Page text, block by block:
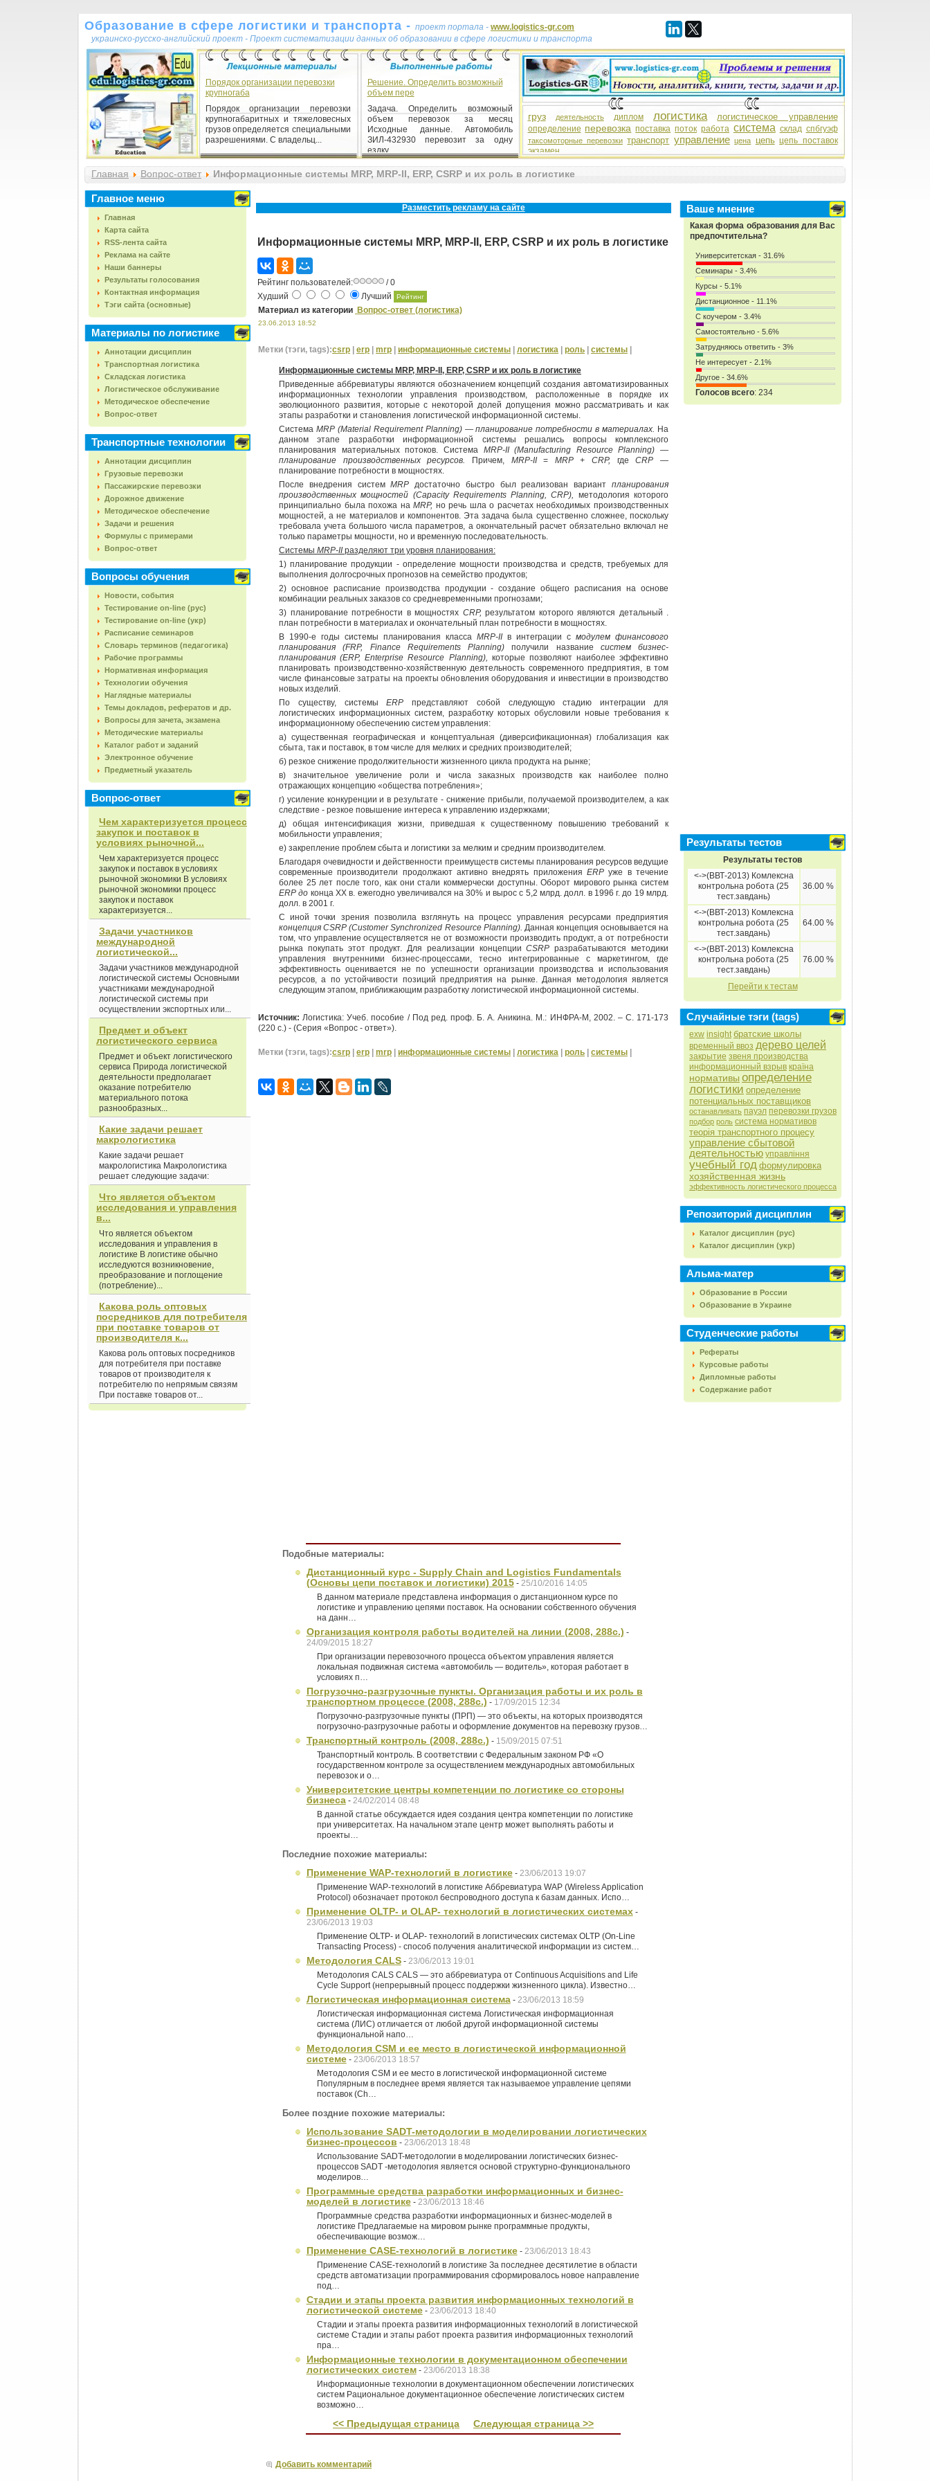
Образование в сфере логистики и транспорта - проект портала - www.logistics-gr.com
украинско-русско-английский проект - Проект систематизации данных об образовании в сфере логистики и транспорта
Порядок организации перевозки
крупногаба
Порядок организации перевозки
крупногабаритных и тяжеловесных
грузов определяется специальными
разрешениями. С владельц...
Решение. Определить возможный
объем пере
Задача. Определить возможный
объем перевозок за месяц
Исходные данные. Автомобиль
ЗИЛ-432930 перевозит за одну
ездку ...
груз деятельность диплом логистика логистическое управление
определение перевозка поставка поток работа система склад спбгуэф
таксомоторные перевозки транспорт управление цена цепь цепь поставок
экзамен
Главная Вопрос-ответ Информационные системы MRP, MRP-II, ERP, CSRP и их роль в логистике
Главное меню
Главная
Карта сайта
RSS-лента сайта
Реклама на сайте
Наши баннеры
Результаты голосования
Контактная информация
Тэги сайта (основные)
Материалы по логистике
Аннотации дисциплин
Транспортная логистика
Складская логистика
Логистическое обслуживание
Методическое обеспечение
Вопрос-ответ
Транспортные технологии
Аннотации дисциплин
Грузовые перевозки
Пассажирские перевозки
Дорожное движение
Методическое обеспечение
Задачи и решения
Формулы с примерами
Вопрос-ответ
Вопросы обучения
Новости, события
Тестирование on-line (рус)
Тестирование on-line (укр)
Расписание семинаров
Словарь терминов (педагогика)
Рабочие программы
Нормативная информация
Технологии обучения
Наглядные материалы
Темы докладов, рефератов и др.
Вопросы для зачета, экзамена
Методические материалы
Каталог работ и заданий
Электронное обучение
Предметный указатель
Вопрос-ответ
Чем характеризуется процесс
закупок и поставок в
условиях рыночной...
Чем характеризуется процесс
закупок и поставок в условиях
рыночной экономики В условиях
рыночной экономики процесс
закупок и поставок
характеризуется...
Задачи участников
международной
логистической...
Задачи участников международной
логистической системы Основными
участниками международной
логистической системы при
осуществлении экспортных или...
Предмет и объект
логистического сервиса
Предмет и объект логистического
сервиса Природа логистической
деятельности предполагает
оказание потребителю
материального потока
разнообразных...
Какие задачи решает
макрологистика
Какие задачи решает
макрологистика Макрологистика
решает следующие задачи:
Что является объектом
исследования и управления
в...
Что является объектом
исследования и управления в
логистике В логистике обычно
исследуются возникновение,
преобразование и поглощение
(потребление)...
Какова роль оптовых
посредников для потребителя
при поставке товаров от
производителя к...
Какова роль оптовых посредников
для потребителя при поставке
товаров от производителя к
потребителю по непрямым связям
При поставке товаров от...
Разместить рекламу на сайте
Информационные системы MRP, MRP-II, ERP, CSRP и их роль в логистике
Рейтинг пользователей:
/ 0
Худший
Лучший
Материал из категории Вопрос-ответ (логистика)
23.06.2013 18:52
Метки (тэги, tags):csrp erp mrp информационные системы логистика роль системы
Информационные системы MRP, MRP- , ERP, CSRP и их роль в логистике
Приведенные аббревиатуры являются обозначением концепций создания автоматизированных
информационных технологии управления производством, расположенные в порядке их
эволюционного развития, которые с некоторой долей допущения можно рассматривать и как
этапы разработки и становления логистической информационной системы.
Система MRP(Material Requirement Planning) — планирование потребности в материалах. На
данном этапе разработки информационной системы решались вопросы комплексного
планирования материальных потоков. Система MRP-II(Manufacturing Resource Planning) —
планирование производственных ресурсов.
Причем, MRP-II = MRP+CRP, гдеCRP —
планирование потребности в мощностях.
После внедрения системMRP достаточно быстро был реализован вариантпланирования
производственных мощностей (Capacity Requirements Planning,CRP), методология которого
принципиально была похожа наMRP, но речь шла о расчетах необходимых производственных
мощностей, а не материалов и компонентов. Эта задача была существенно сложнее, поскольку
требовала учета большого числа параметров, а окончательный расчет обязательно включал не
только параметры мощности, но и временную последовательность.
Системы MRP-II разделяют три уровня планирования:
1) планирование продукции - определение мощности производства и средств, требуемых для
выполнения долгосрочных прогнозов на семейство продуктов;
2) основное расписание производства продукции - создание общего расписания на основе
комбинации реальных заказов со средневременными прогнозами;
3) планирование потребности в мощностях CRP, результатом которого являются детальный .
план потребности в материалах и окончательный план потребности в мощностях.
В 1990-е годы системы планирования класса MRP-II в интеграции с модулем финансового
планирования (FRP, Finance Requirements Planning)получили название систем бизнес-
планирования (ERP,Enterprise Resource Planning), которые позволяют наиболее эффективно
планировать производственно-хозяйственную деятельность современного предприятия, в том
числе финансовые затраты на проекты обновления оборудования и инвестиции в производство
новых изделий.
По существу, системыERP
представляют собой следующую стадию интеграции для
логистических информационных систем, разработку которых обусловили новые требования к
информационному обеспечению систем управления:
а) существенная географическая и концептуальная (диверсификационная) глобализация как
сбыта, так и поставок, в том числе для мелких и средних производителей;
б) резкое снижение продолжительности жизненного цикла продукта на рынке;
в) значительное увеличение роли и числа заказных производств как наиболее полно
отражающих концепцию «общества потребления»;
г) усиление конкуренции и в результате - снижение прибыли, получаемой производителем, а как
следствие - резкое повышение интереса к управлению издержками;
д) общая интенсификация жизни, приведшая к существенному повышению требований к
мобильности управления;
е) закрепление проблем сбыта и логистики за мелким и средним производителем.
Благодаря очевидности и действенности преимуществ системы планирования ресурсов ведущие
современные производители продолжают активно внедрять приложения ERP уже в течение
более 25 лет после того, как они стали коммерчески доступны. Оборот мирового рынка систем
ERP до конца XX в. ежегодно увеличивался на 30% и вырос с 5,2 млрд. долл. в 1996 г. до 19 млрд.
долл. в 2001 г.
С иной точки зрения позволила взглянуть на процесс управления ресурсами предприятия
концепцияCSRP (Customer Synchronized Resource Planning). Данная концепция основывается на
том, что управление осуществляется не от возможности производить продукт, а от потребности
рынка покупать этот продукт. Для реализации концепцииCSRP разрабатываются методики
управления внутренними бизнес-процессами, тесно интегрированные с маркетингом, где
эффективность оценивается не по успешности организации производства и использования
ресурсов, а по устойчивости позиций предприятия на рынке. Данная методология является
следующим этапом, приближающим разработку логистической информационной системы.
Источник: Логистика: Учеб. пособие / Под ред. проф. Б. А. Аникина. М.: ИНФРА-М, 2002. – С. 171-173
(220 с.) - (Серия «Вопрос - ответ»).
Метки (тэги, tags):csrp erp mrp информационные системы логистика роль системы
Подобные материалы:
Дистанционный курс - Supply Chain and Logistics Fundamentals
(Основы цепи поставок и логистики) 2015- 25/10/2016 14:05
В данном материале представлена информация о дистанционном курсе по
логистике и управлению цепями поставок. На основании собственного обучения
на данн…
Организация контроля работы водителей на линии (2008, 288с.) -
24/09/2015 18:27
При организации перевозочного процесса объектом управления является
локальная подвижная система «автомобиль — водитель», которая работает в
условиях п…
Погрузочно-разгрузочные пункты. Организация работы и их роль в
транспортном процессе (2008, 288с.) - 17/09/2015 12:34
Погрузочно-разгрузочные пункты (ПРП) — это объекты, на которых производятся
погрузочно-разгрузочные работы и оформление документов на перевозку грузов…
Транспортный контроль (2008, 288с.) - 15/09/2015 07:51
Транспортный контроль. В соответствии с Федеральным законом РФ «О
государственном контроле за осуществлением международных автомобильных
перевозок и о…
Университетские центры компетенции по логистике со стороны
бизнеса- 24/02/2014 08:48
В данной статье обсуждается идея создания центра компетенции по логистике
при университетах. На начальном этапе центр может выполнять работы и
проекты…
Последние похожие материалы:
Применение WAP-технологий в логистике- 23/06/2013 19:07
Применение WAP-технологий в логистике Аббревиатура WAP (Wireless Application
Protocol) обозначает протокол беспроводного доступа к базам данных. Испо…
Применение OLTP- и OLAP- технологий в логистических системах-
23/06/2013 19:03
Применение OLTP- и OLAP- технологий в логистических системах OLTP (On-Line
Transacting Process) - способ получения аналитической информации из систем…
Методология CALS- 23/06/2013 19:01
Методология CALS CALS — это аббревиатура от Continuous Acquisitions and Life
Cycle Support (непрерывный процесс поддержки жизненного цикла). Известно…
Логистическая информационная система- 23/06/2013 18:59
Логистическая информационная система Логистическая информационная
система (ЛИС) отличается от любой другой информационной системы
функциональной напо…
Методология CSM и ее место в логистической информационной
системе- 23/06/2013 18:57
Методология CSM и ее место в логистической информационной системе
Популярным в последнее время является так называемое управление цепями
поставок (Ch…
Более поздние похожие материалы:
Использование SADT-методологии в моделировании логистических
бизнес-процессов - 23/06/2013 18:48
Использование SADT-методологии в моделировании логистических бизнес-
процессов SADT -методология является основой структурно-функционального
моделиров…
Программные средства разработки информационных и бизнес-
моделей в логистике- 23/06/2013 18:46
Программные средства разработки информационных и бизнес-моделей в
логистике Предлагаемые на мировом рынке программные продукты,
обеспечивающие возмож…
Применение CASE-технологий в логистике- 23/06/2013 18:43
Применение CASE-технологий в логистике За последнее десятилетие в области
средств автоматизации программирования сформировалось новое направление
под…
Стадии и этапы проекта развития информационных технологий в
логистической системе- 23/06/2013 18:40
Стадии и этапы проекта развития информационных технологий в логистической
системе Стадии и этапы работ проекта развития информационных технологий
пра…
Информационные технологии в документационном обеспечении
логистических систем- 23/06/2013 18:38
Информационные технологии в документационном обеспечении логистических
систем Рациональное документационное обеспечение логистических систем
возможно…
<< Предыдущая страница Следующая страница >>
Добавить комментарий
Ваше мнение
Какая форма образования для Вас
предпочтительна?
Университетская - 31.6%
Семинары - 3.4%
Курсы - 5.1%
Дистанционное - 11.1%
С коучером - 3.4%
Самостоятельно - 5.6%
Затрудняюсь ответить - 3%
Не интересует - 2.1%
Другое - 34.6%
Голосов всего: 234
Результаты тестов
Результаты тестов
<->(ВВТ-2013) Комлексна
контрольна робота (25
тест.завдань)
36.00 %
<->(ВВТ-2013) Комлексна
контрольна робота (25
тест.завдань)
64.00 %
<->(ВВТ-2013) Комлексна
контрольна робота (25
тест.завдань)
76.00 %
Перейти к тестам
Случайные тэги (tags)
exw insight братские школы
временный ввоз дерево целей
закрытие звеня производства
информационный взрыв країна
нормативы определение
логистики определение
потенциальных поставщиков
останавливать пауэл перевозки грузов
подбор роль система нормативов
теорія транспортного процесу
управление сбытовой
деятельностью управління
учебный год формулировка
хозяйственная жизнь
эффективность логистического процесса
Репозиторий дисциплин
Каталог дисциплин (рус)
Каталог дисциплин (укр)
Альма-матер
Образование в России
Образование в Украине
Студенческие работы
Рефераты
Курсовые работы
Дипломные работы
Содержание работ